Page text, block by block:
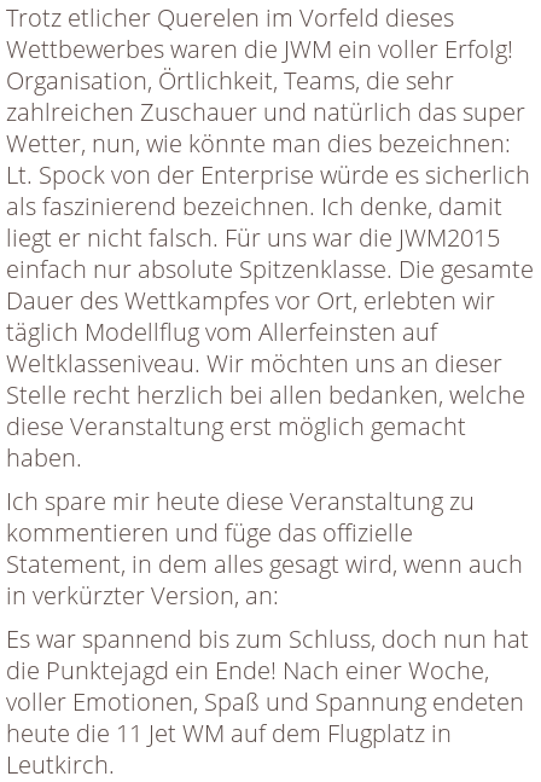
Trotz etlicher Querelen im Vorfeld dieses
Wettbewerbes waren die JWM ein voller Erfolg!
Organisation, Örtlichkeit, Teams, die sehr
zahlreichen Zuschauer und natürlich das super
Wetter, nun, wie könnte man dies bezeichnen:
Lt. Spock von der Enterprise würde es sicherlich
als faszinierend bezeichnen. Ich denke, damit
liegt er nicht falsch. Für uns war die JWM2015
einfach nur absolute Spitzenklasse. Die gesamte
Dauer des Wettkampfes vor Ort, erlebten wir
täglich Modellflug vom Allerfeinsten auf
Weltklasseniveau. Wir möchten uns an dieser
Stelle recht herzlich bei allen bedanken, welche
diese Veranstaltung erst möglich gemacht
haben.
Ich spare mir heute diese Veranstaltung zu
kommentieren und füge das offizielle
Statement, in dem alles gesagt wird, wenn auch
in verkürzter Version, an:
Es war spannend bis zum Schluss, doch nun hat
die Punktejagd ein Ende! Nach einer Woche,
voller Emotionen, Spaß und Spannung endeten
heute die 11 Jet WM auf dem Flugplatz in
Leutkirch.